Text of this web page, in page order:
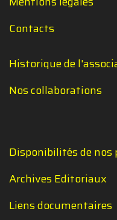
Contacts
Historique de
Nos collaborations
Disponibilités de
Archives Editoriaux
Liens documentaires